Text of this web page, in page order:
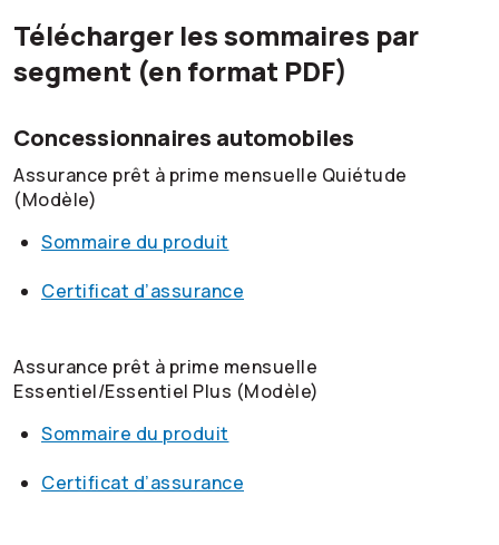
Télécharger les sommaires par
segment (en format PDF)
Concessionnaires automobiles
Assurance prêt à prime mensuelle Quiétude
(Modèle)
Sommaire du produit
Certificat d’assurance
Assurance prêt à prime mensuelle
Essentiel/Essentiel Plus (Modèle)
Sommaire du produit
Certificat d’assurance